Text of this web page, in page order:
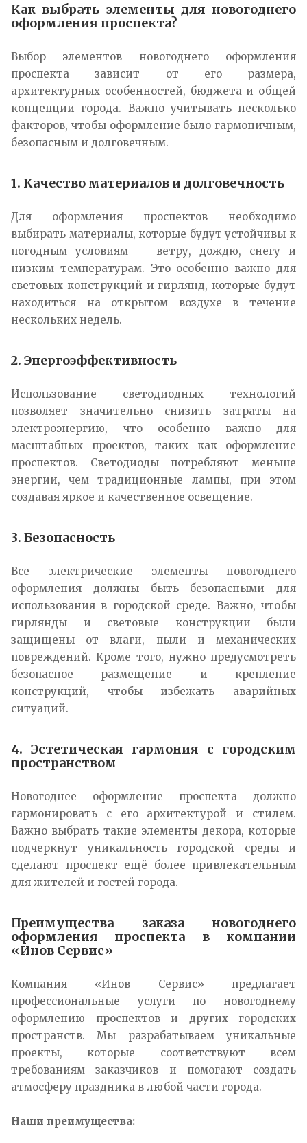
Как выбрать элементы для новогоднего
оформления проспекта?
Выбор элементов новогоднего оформления
проспекта зависит от его размера,
архитектурных особенностей, бюджета и общей
концепции города. Важно учитывать несколько
факторов, чтобы оформление было гармоничным,
безопасным и долговечным.
1. Качество материалов и долговечность
Для оформления проспектов необходимо
выбирать материалы, которые будут устойчивы к
погодным условиям — ветру, дождю, снегу и
низким температурам. Это особенно важно для
световых конструкций и гирлянд, которые будут
находиться на открытом воздухе в течение
нескольких недель.
2. Энергоэффективность
Использование светодиодных технологий
позволяет значительно снизить затраты на
электроэнергию, что особенно важно для
масштабных проектов, таких как оформление
проспектов. Светодиоды потребляют меньше
энергии, чем традиционные лампы, при этом
создавая яркое и качественное освещение.
3. Безопасность
Все электрические элементы новогоднего
оформления должны быть безопасными для
использования в городской среде. Важно, чтобы
гирлянды и световые конструкции были
защищены от влаги, пыли и механических
повреждений. Кроме того, нужно предусмотреть
безопасное размещение и крепление
конструкций, чтобы избежать аварийных
ситуаций.
4. Эстетическая гармония с городским
пространством
Новогоднее оформление проспекта должно
гармонировать с его архитектурой и стилем.
Важно выбрать такие элементы декора, которые
подчеркнут уникальность городской среды и
сделают проспект ещё более привлекательным
для жителей и гостей города.
Преимущества заказа новогоднего
оформления проспекта в компании
«Инов Сервис»
Компания «Инов Сервис» предлагает
профессиональные услуги по новогоднему
оформлению проспектов и других городских
пространств. Мы разрабатываем уникальные
проекты, которые соответствуют всем
требованиям заказчиков и помогают создать
атмосферу праздника в любой части города.
Наши преимущества: